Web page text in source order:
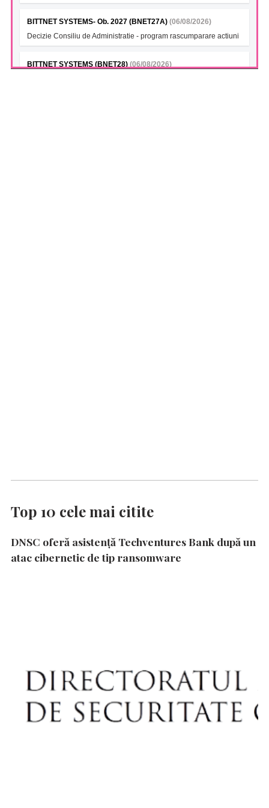
BITTNET SYSTEMS- Ob. 2027 (BNET27A) (06/08/2026)
Decizie Consiliu de Administratie - program rascumparare actiuni
BITTNET SYSTEMS (BNET28) (06/08/2026)
Top 10 cele mai citite
DNSC oferă asistență Techventures Bank după un
atac cibernetic de tip ransomware